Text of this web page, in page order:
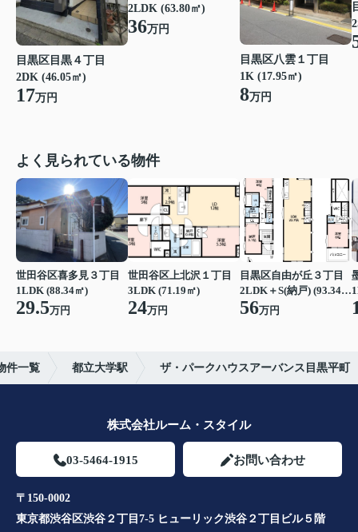
目黒区目黒４丁目
2DK (46.05㎡)
17万円
2LDK (63.80㎡)
36万円
目黒区八雲１丁目
1K (17.95㎡)
8万円
よく見られている物件
世田谷区喜多見３丁目
1LDK (88.34㎡)
29.5万円
世田谷区上北沢１丁目
3LDK (71.19㎡)
24万円
目黒区自由が丘３丁目
2LDK＋S(納戸) (93.34㎡)
56万円
件一覧 都立大学駅 ザ・パークハウスアーバンス目黒平町
株式会社ルーム・スタイル
03-5464-1915 お問い合わせ
〒150-0002
東京都渋谷区渋谷２丁目7-5 ヒューリック渋谷２丁目ビル５階